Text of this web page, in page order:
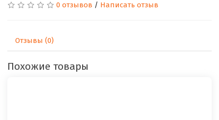
0 отзывов / Написать отзыв
Отзывы (0)
Похожие товары